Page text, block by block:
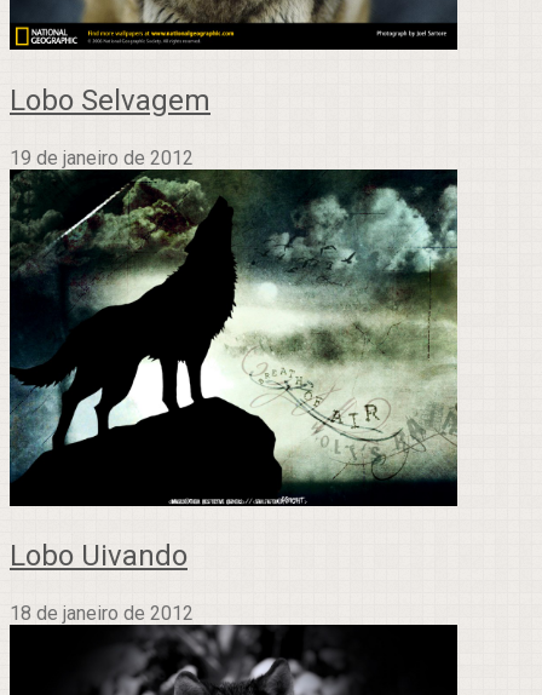
Lobo Selvagem
19 de janeiro de 2012
Lobo Uivando
18 de janeiro de 2012